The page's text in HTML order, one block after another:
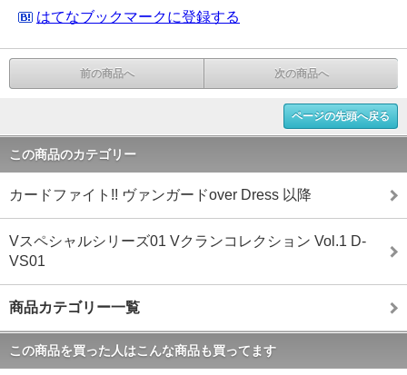
はてなブックマークに登録する
前の商品へ 次の商品へ
ページの先頭へ戻る
この商品のカテゴリー
カードファイト!! ヴァンガードover Dress 以降
Vスペシャルシリーズ01 Vクランコレクション Vol.1 D-
VS01
商品カテゴリー一覧
この商品を買った人はこんな商品も買ってます